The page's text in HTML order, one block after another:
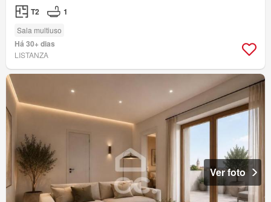
T2 1
Sala multiuso
Há 30+ dias
LISTANZA
Ver foto